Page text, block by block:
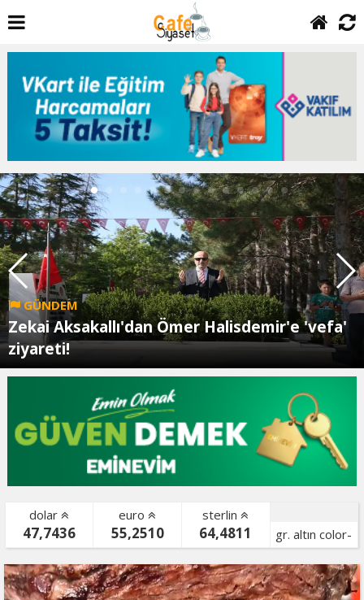
GÜNDEM
Zekai Aksakallı'dan Ömer Halisdemir'e 'vefa'
ziyareti!
dolar
47,7436
euro
55,2510
sterlin
64,4811
gr. altın color-
bist color-